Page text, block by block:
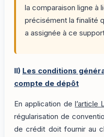
la comparaison ligne à
précisément la finalité
a assignée à ce
II) Les conditions
compte de dépôt
En application de l’article
régularisation de
de crédit doit fournir au